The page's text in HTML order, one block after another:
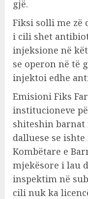
gjë.
Fiksi solli me zë
i cili shet
injeksione në
se operon në të
injektoi edhe
Emisioni Fiks
institucioneve
shiteshin barnat
dalluese se
Kombëtare e
mjekësore i lau
inspektim në
cili nuk ka